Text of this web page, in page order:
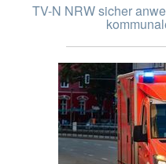
TV-N NRW sicher